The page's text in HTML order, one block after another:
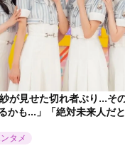
が見せた切れ者ぶり…そ
かも…」「絶対未来人だ
タメ